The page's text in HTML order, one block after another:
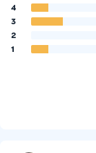
4
3
2
1